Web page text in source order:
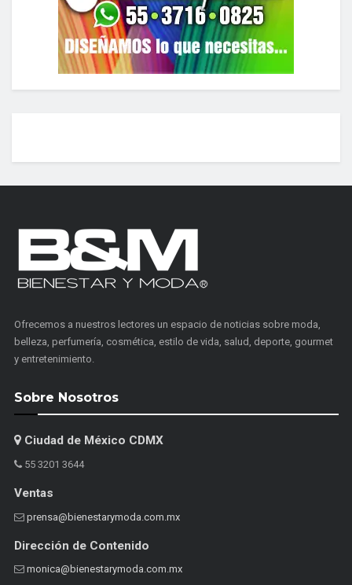
Ofrecemos a nuestros lectores un espacio de noticias sobre moda,
belleza, perfumería, cosmética, estilo de vida, salud, deporte, gourmet
y entretenimiento.
Sobre Nosotros
Ciudad de México CDMX
55 3201 3644
Ventas
prensa@bienestarymoda.com.mx
Dirección de Contenido
monica@bienestarymoda.com.mx